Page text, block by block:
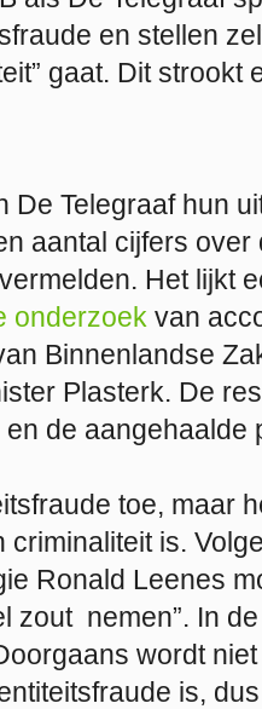
en stellen
gaat. Dit strookt
De Telegraaf hun
aantal cijfers over
Het lijkt
onderzoek van
Binnenlandse
Plasterk. De
de aangehaalde
toe, maar
is.
Ronald Leenes
zout nemen”. In
wordt
is,